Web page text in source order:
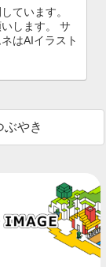
ています。
します。 サ
はAIイラスト
ぶやき